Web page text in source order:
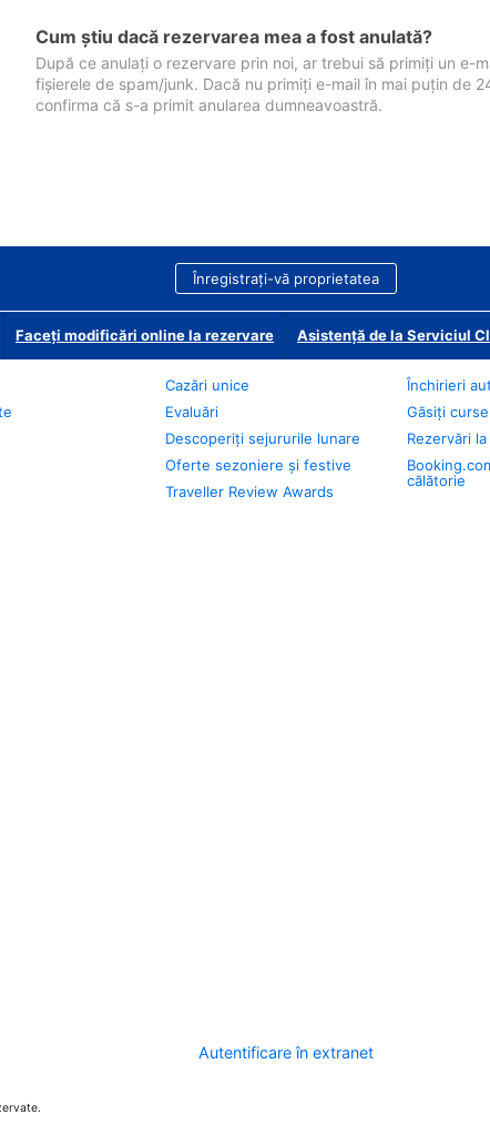
Cum ştiu dacă rezervarea mea a fost anulată?
După ce anulați o rezervare prin noi, ar trebui să primiți un e-
fișierele de spam/junk. Dacă nu primiți e-mail în mai puțin de
confirma că s-a primit anularea dumneavoastră.
Înregistrați-vă proprietatea
Faceți modificări online la rezervare Asistență de la Serviciul
Cazări unice
Evaluări
Descoperiți sejururile lunare
Oferte sezoniere și festive
Traveller Review Awards
Închirieri
Găsiți
Rezervări
călătorie
Autentificare în extranet